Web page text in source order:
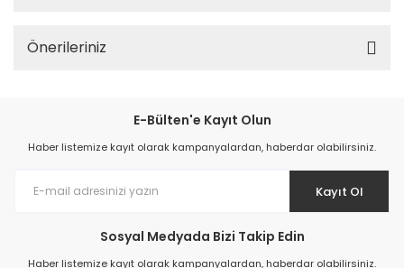
Önerileriniz
E-Bülten'e Kayıt Olun
Haber listemize kayıt olarak kampanyalardan, haberdar olabilirsiniz.
Kayıt Ol
Sosyal Medyada Bizi Takip Edin
Haber listemize kayıt olarak kampanyalardan, haberdar olabilirsiniz.